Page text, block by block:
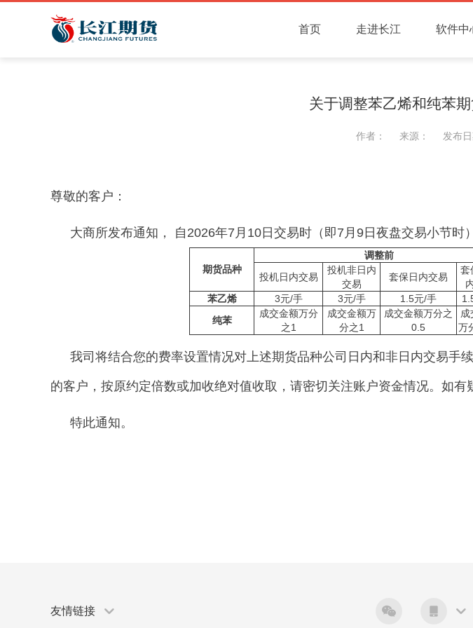
首页 走进长江 软件中
关于调整苯乙烯和纯苯
作者： 来源： 发布
尊敬的客户：
大商所发布通知， 自2026年7月10日交易时（即7月9日夜盘交易小节时
期货品种
调整前
投机日内交易
投机非日内
交易
套保日内交易
套
苯乙烯
3元/手 3元/手 1.5元/手
纯苯
成交金额万分
之1
成交金额万
分之1
成交金额万分之
0.5
成
万
我司将结合您的费率设置情况对上述期货品种公司日内和非日内交易手
的客户，按原约定倍数或加收绝对值收取，请密切关注账户资金情况。如有
特此通知。
友情链接